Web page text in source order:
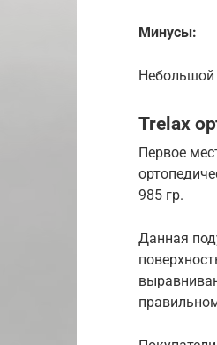
Минусы:
Небольшой
Trelax
Первое
985 гр.
Данная